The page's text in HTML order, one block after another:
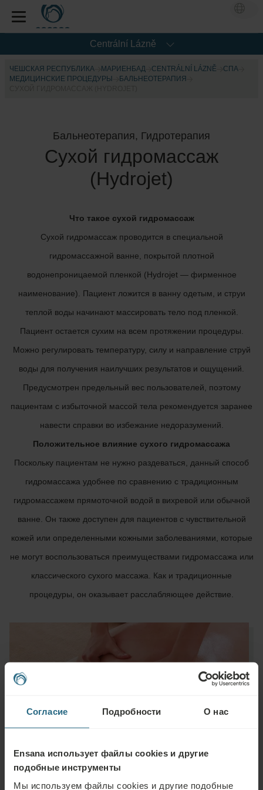
Согласие Подробности О нас
Ensana использует файлы cookies и другие
подобные инструменты
Мы используем файлы cookies и другие подобные
Centrální Lázně
ЧЕШСКАЯ РЕСПУБЛИКА МАРИЕНБАД CENTRÁLNÍ LÁZNĚ
CПА
МЕДИЦИНСКИЕ ПРОЦЕДУРЫ
БАЛЬНЕОТЕРАПИЯ
Бальнеотерапия, Гидротерапия
Сухой гидромассаж
(Hydrojet)
Что такое сухой гидромассаж
Сухой гидромассаж проводится в специальной
гидромассажной ванне, покрытой плотной
водонепроницаемой пленкой (Hydrojet — фирменное
наименование). Пациент ложится в ванну одетым, и струи
теплой воды начинают массировать тело под пленкой.
Пациент остается сухим на всем протяжении процедуры.
Можно регулировать температуру, силу и направление струй
воды для получения наилучших результатов и ощущений.
Предусмотрен предельный вес пользователей, поэтому
пациентам с избыточной массой тела рекомендуется заранее
навести справки во избежание недоразумений.
Положительное влияние сухого гидромассажа
Поскольку пациентам не нужно раздеваться, данный способ
гидромассажа удобнее по сравнению с традиционным
гидромассажем прямоточной водой в вихревой или обычной
ванне. Он также доступен для пациентов с чувствительной
кожей или определенными кожными заболеваниями, которые
не могут воспользоваться преимуществами гидромассажа или
классического сухого массажа. Как и традиционные
процедуры, он оказывает расслабляющее действие.